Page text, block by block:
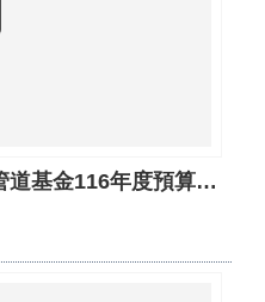
工務局主管臺北市共同管道基金116年度預算案書(PDF)